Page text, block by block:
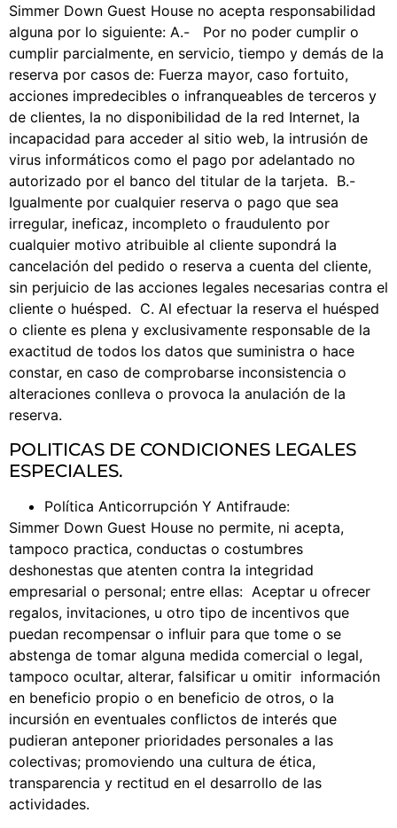
Simmer Down Guest House no acepta responsabilidad
alguna por lo siguiente: A.- Por no poder cumplir o
cumplir parcialmente, en servicio, tiempo y demás de la
reserva por casos de: Fuerza mayor, caso fortuito,
acciones impredecibles o infranqueables de terceros y
de clientes, la no disponibilidad de la red Internet, la
incapacidad para acceder al sitio web, la intrusión de
virus informáticos como el pago por adelantado no
autorizado por el banco del titular de la tarjeta. B.-
Igualmente por cualquier reserva o pago que sea
irregular, ineficaz, incompleto o fraudulento por
cualquier motivo atribuible al cliente supondrá la
cancelación del pedido o reserva a cuenta del cliente,
sin perjuicio de las acciones legales necesarias contra el
cliente o huésped. C. Al efectuar la reserva el huésped
o cliente es plena y exclusivamente responsable de la
exactitud de todos los datos que suministra o hace
constar, en caso de comprobarse inconsistencia o
alteraciones conlleva o provoca la anulación de la
reserva.
POLITICAS DE CONDICIONES LEGALES
ESPECIALES.
Política Anticorrupción Y Antifraude:
Simmer Down Guest House no permite, ni acepta,
tampoco practica, conductas o costumbres
deshonestas que atenten contra la integridad
empresarial o personal; entre ellas: Aceptar u ofrecer
regalos, invitaciones, u otro tipo de incentivos que
puedan recompensar o influir para que tome o se
abstenga de tomar alguna medida comercial o legal,
tampoco ocultar, alterar, falsificar u omitir información
en beneficio propio o en beneficio de otros, o la
incursión en eventuales conflictos de interés que
pudieran anteponer prioridades personales a las
colectivas; promoviendo una cultura de ética,
transparencia y rectitud en el desarrollo de las
actividades.